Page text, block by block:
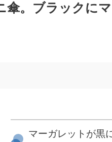
傘。ブラックに
マーガレットが黒